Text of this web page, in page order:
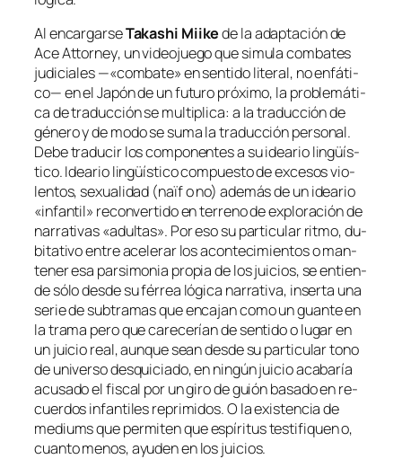
Al en­car­gar­seTakashi Miikede la adap­ta­ción de
Ace Attorney, un vi­deo­jue­go que si­mu­la com­ba­tes
ju­di­cia­les —«com­ba­te» en sen­ti­do li­te­ral, no en­fá­ti­
co— en el Japón de un fu­tu­ro pró­xi­mo, la pro­ble­má­ti­
ca de tra­duc­ción se mul­ti­pli­ca: a la tra­duc­ción de
gé­ne­ro y de mo­do se su­ma la tra­duc­ción per­so­nal.
Debe tra­du­cir los com­po­nen­tes a su idea­rio lin­güís­
ti­co. Ideario lin­güís­ti­co com­pues­to de ex­ce­sos vio­
len­tos, se­xua­li­dad (naïfo no) ade­más de un idea­rio
«in­fan­til» re­con­ver­ti­do en te­rreno de ex­plo­ra­ción de
na­rra­ti­vas «adul­tas». Por eso su par­ti­cu­lar rit­mo, du­
bi­ta­ti­vo en­tre ace­le­rar los acon­te­ci­mien­tos o man­
te­ner esa par­si­mo­nia pro­pia de los jui­cios, se en­tien­
de só­lo des­de su fé­rrea ló­gi­ca na­rra­ti­va, in­ser­ta una
se­rie de sub­tra­mas que en­ca­jan co­mo un guan­te en
la tra­ma pe­ro que ca­re­ce­rían de sen­ti­do o lu­gar en
un jui­cio real, aun­que sean des­de su par­ti­cu­lar tono
de uni­ver­so des­qui­cia­do, en nin­gún jui­cio aca­ba­ría
acu­sa­do el fis­cal por un gi­ro de guión ba­sa­do en re­
cuer­dos in­fan­ti­les re­pri­mi­dos. O la exis­ten­cia de
me­diumsque per­mi­ten que es­pí­ri­tus tes­ti­fi­quen o,
cuan­to me­nos, ayu­den en los juicios.